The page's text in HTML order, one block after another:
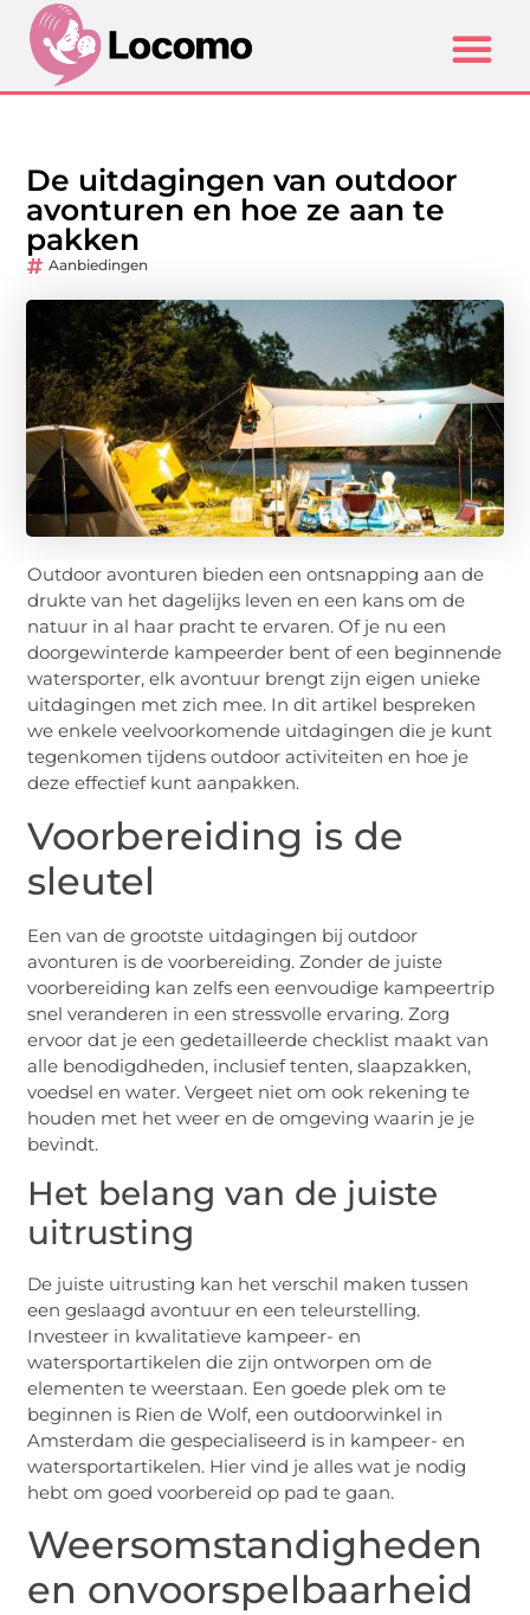
De uitdagingen van outdoor
avonturen en hoe ze aan te
pakken
Aanbiedingen
Outdoor avonturen bieden een ontsnapping aan de
drukte van het dagelijks leven en een kans om de
natuur in al haar pracht te ervaren. Of je nu een
doorgewinterde kampeerder bent of een beginnende
watersporter, elk avontuur brengt zijn eigen unieke
uitdagingen met zich mee. In dit artikel bespreken
we enkele veelvoorkomende uitdagingen die je kunt
tegenkomen tijdens outdoor activiteiten en hoe je
deze effectief kunt aanpakken.
Voorbereiding is de
sleutel
Een van de grootste uitdagingen bij outdoor
avonturen is de voorbereiding. Zonder de juiste
voorbereiding kan zelfs een eenvoudige kampeertrip
snel veranderen in een stressvolle ervaring. Zorg
ervoor dat je een gedetailleerde checklist maakt van
alle benodigdheden, inclusief tenten, slaapzakken,
voedsel en water. Vergeet niet om ook rekening te
houden met het weer en de omgeving waarin je je
bevindt.
Het belang van de juiste
uitrusting
De juiste uitrusting kan het verschil maken tussen
een geslaagd avontuur en een teleurstelling.
Investeer in kwalitatieve kampeer- en
watersportartikelen die zijn ontworpen om de
elementen te weerstaan. Een goede plek om te
beginnen is Rien de Wolf, een outdoorwinkel in
Amsterdam die gespecialiseerd is in kampeer- en
watersportartikelen. Hier vind je alles wat je nodig
hebt om goed voorbereid op pad te gaan.
Weersomstandigheden
en onvoorspelbaarheid